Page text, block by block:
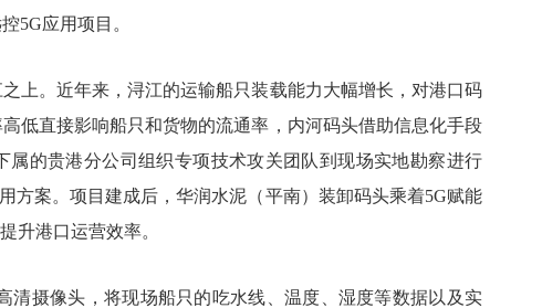
5G应用项目。
上。近年来，浔江的运输船只装载能力大幅增长，对港口码
低直接影响船只和货物的流通率，内河码头借助信息化手段
的贵港分公司组织专项技术攻关团队到现场实地勘察进行
方案。项目建成后，华润水泥（平南）装卸码头乘着5G赋能
升港口运营效率。
清摄像头，将现场船只的吃水线、温度、湿度等数据以及实